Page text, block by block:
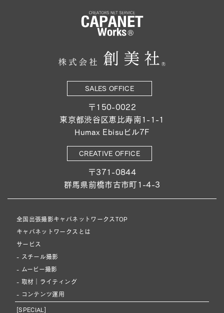
SALES OFFICE
〒150-0022
東京都渋谷区恵比寿南1-1-1
Humax Ebisuビル7F
CREATIVE OFFICE
〒371-0844
群馬県前橋市古市町1-4-3
全国出張撮影キャパネットワークスTOP
キャパネットワークスとは
サービス
- スチール撮影
- ムービー撮影
- 取材｜ライティング
- コンテンツ運用
[SPECIAL]